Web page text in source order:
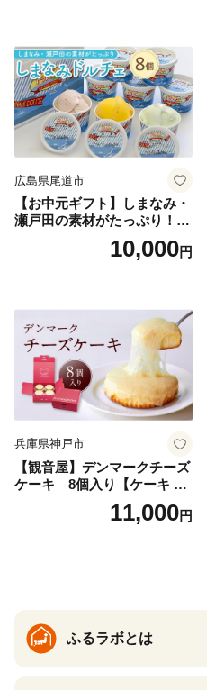
広島県尾道市
【お中元ギフト】しまなみ・
瀬戸田の素材がたっぷり！ジ
10,000円
兵庫県神戸市
【観音屋】デンマークチーズ
ケーキ 8個入り【ケーキ チ
ーズケーキ 人気スイーツ お
すすめスイーツ 神戸スイー
11,000円
ふるラボとは